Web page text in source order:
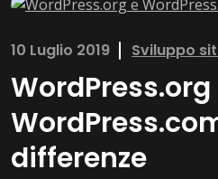
10 Luglio 2019 Sviluppo
WordPress.org
differenze